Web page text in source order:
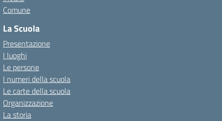
Comune
La Scuola
Presentazione
I luoghi
Le persone
I numeri della scuola
Le carte della scuola
Organizzazione
La storia